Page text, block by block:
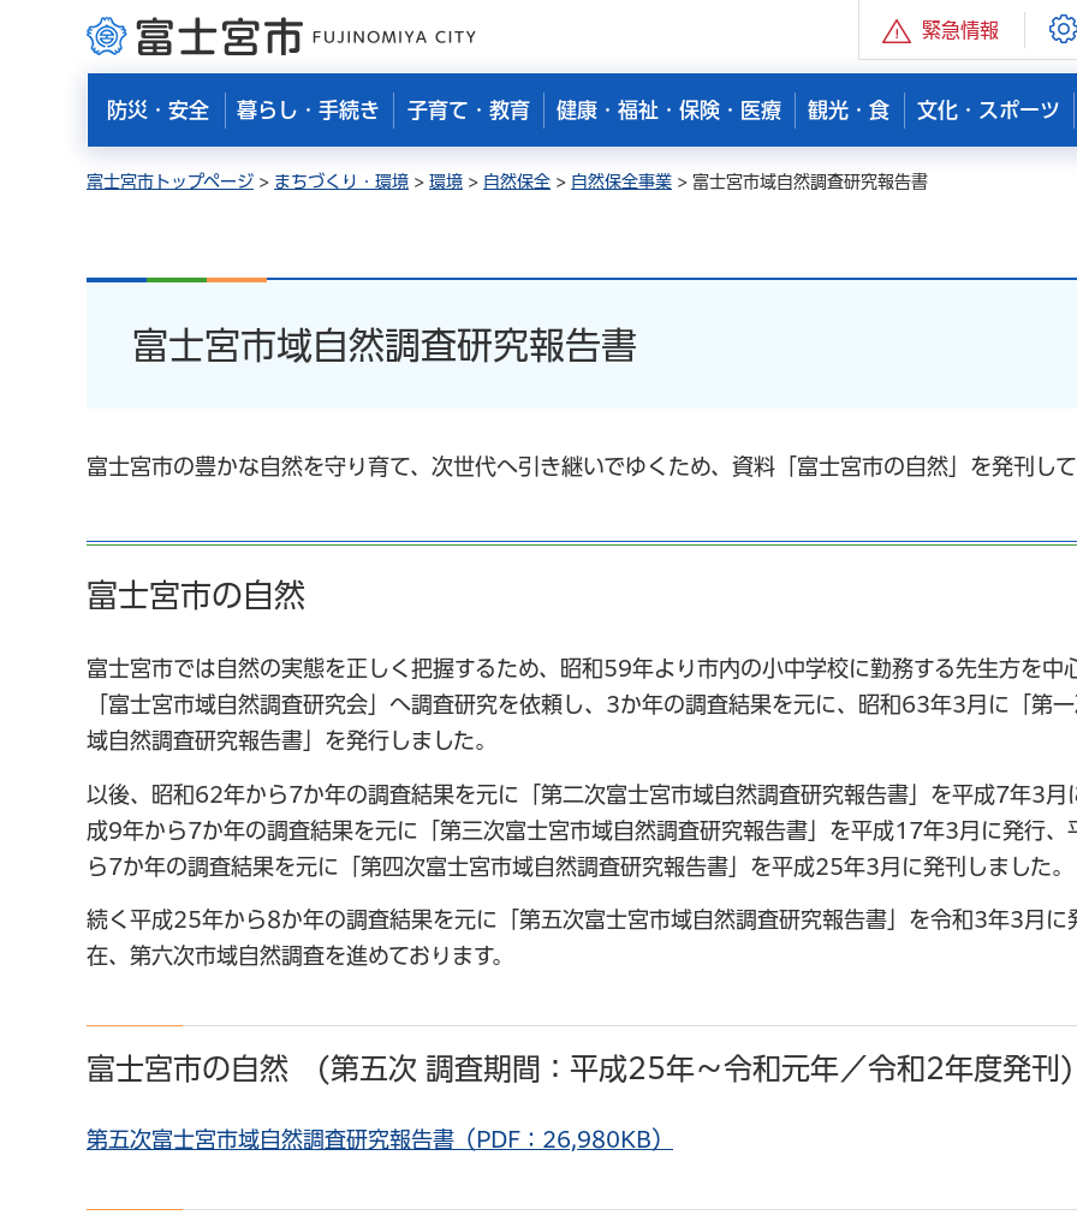
富士宮市 緊急情報
防災・安全 暮らし・手続き 子育て・教育 健康・福祉・保険・医療 観光・食 文化・スポーツ
富士宮市トップページ > まちづくり・環境 > 環境 > 自然保全 > 自然保全事業 > 富士宮市域自然調査研究報告書
富士宮市域自然調査研究報告書
富士宮市の豊かな自然を守り育て、次世代へ引き継いでゆくため、資料「富士宮市の自然」を発刊し
富士宮市の自然
富士宮市では自然の実態を正しく把握するため、昭和59年より市内の小中学校に勤務する先生方を中
「富士宮市域自然調査研究会」へ調査研究を依頼し、3か年の調査結果を元に、昭和63年3月に「第
域自然調査研究報告書」を発行しました。
以後、昭和62年から7か年の調査結果を元に「第二次富士宮市域自然調査研究報告書」を平成7年3月
成9年から7か年の調査結果を元に「第三次富士宮市域自然調査研究報告書」を平成17年3月に発行、
ら7か年の調査結果を元に「第四次富士宮市域自然調査研究報告書」を平成25年3月に発刊しました。
続く平成25年から8か年の調査結果を元に「第五次富士宮市域自然調査研究報告書」を令和3年3月に
在、第六次市域自然調査を進めております。
富士宮市の自然 (第五次 調査期間：平成25年～令和元年／令和2年度発刊)
第五次富士宮市域自然調査研究報告書（PDF：26,980KB）